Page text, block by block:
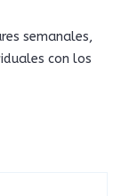
semanales,
con los